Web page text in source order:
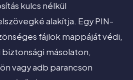
kulcs nélkül
alakítja. Egy PIN-
fájlok mappáját védi,
másolaton,
vagy adb parancson